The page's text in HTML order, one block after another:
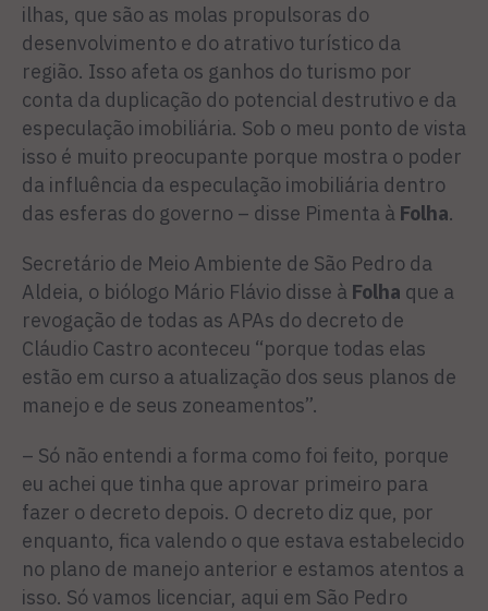
ilhas, que são as molas propulsoras do
desenvolvimento e do atrativo turístico da
região. Isso afeta os ganhos do turismo por
conta da duplicação do potencial destrutivo e da
especulação imobiliária. Sob o meu ponto de vista
isso é muito preocupante porque mostra o poder
da influência da especulação imobiliária dentro
das esferas do governo – disse Pimenta à Folha.
Secretário de Meio Ambiente de São Pedro da
Aldeia, o biólogo Mário Flávio disse à Folha que a
revogação de todas as APAs do decreto de
Cláudio Castro aconteceu “porque todas elas
estão em curso a atualização dos seus planos de
manejo e de seus zoneamentos”.
– Só não entendi a forma como foi feito, porque
eu achei que tinha que aprovar primeiro para
fazer o decreto depois. O decreto diz que, por
enquanto, fica valendo o que estava estabelecido
no plano de manejo anterior e estamos atentos a
isso. Só vamos licenciar, aqui em São Pedro